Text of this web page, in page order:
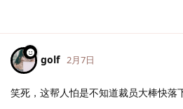
golf 2月7日
笑死，这帮人怕是不知道裁员大棒快落